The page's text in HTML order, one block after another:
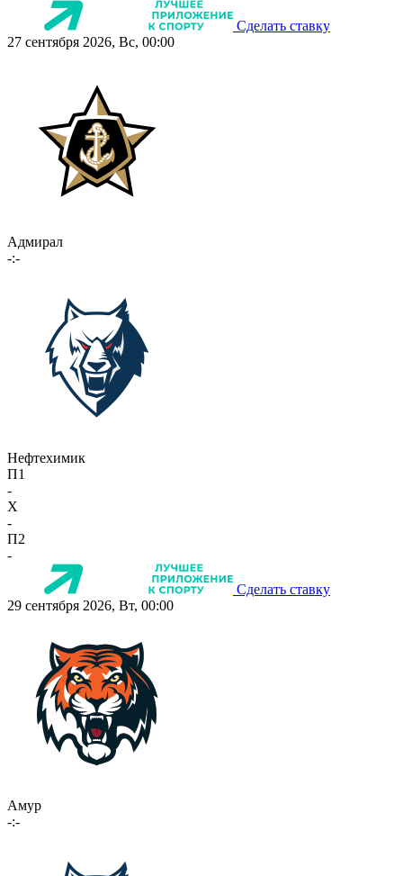
Сделать ставку
27 сентября 2026, Вс, 00:00
Адмирал
-:-
Нефтехимик
П1
-
X
-
П2
-
Сделать ставку
29 сентября 2026, Вт, 00:00
Амур
-:-